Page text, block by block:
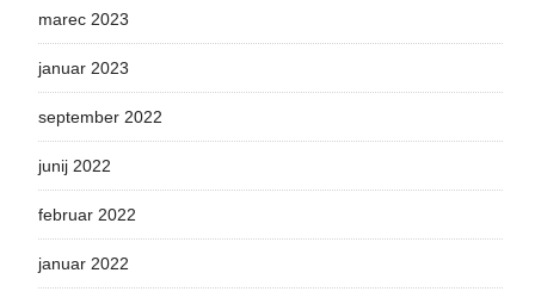
marec 2023
januar 2023
september 2022
junij 2022
februar 2022
januar 2022